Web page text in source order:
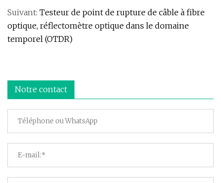
Suivant: Testeur de point de rupture de câble à fibre
optique, réflectomètre optique dans le domaine
temporel (OTDR)
Notre contact